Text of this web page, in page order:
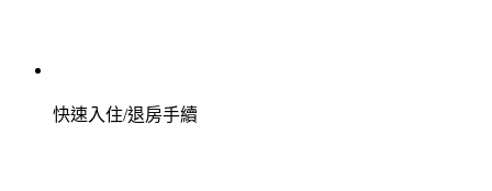
快速入住/退房手續